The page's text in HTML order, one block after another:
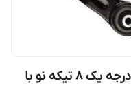
کیت جلوبندی پژو 206 تیپ 2 و 5 درجه یک ۸ تیکه نو با